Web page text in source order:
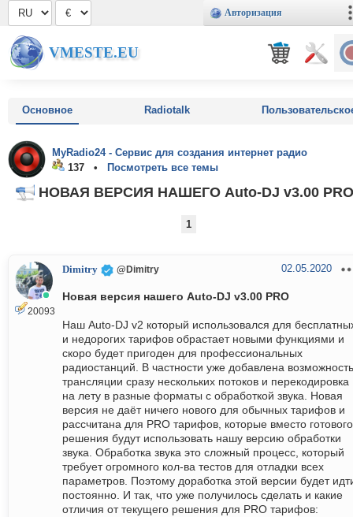
Авторизация
VMESTE.EU
Основное Radiotalk
MyRadio24 - Сервис для создания интернет радио
137 •
Посмотреть все темы
НОВАЯ ВЕРСИЯ НАШЕГО Auto-DJ v3.00
1
20093
Dimitry @Dimitry 02.05.2020
Новая версия нашего Auto-DJ v3.00 PRO
Наш Auto-DJ v2 который использовался для
и недорогих тарифов обрастает новыми функциями и
скоро будет пригоден для профессиональных
радиостанций. В частности уже добавлена возможность
трансляции сразу нескольких потоков и перекодировка
на лету в разные форматы с обработкой звука. Новая
версия не даёт ничего нового для обычных тарифов и
рассчитана для PRO тарифов, которые вместо готового
решения будут использовать нашу версию обработки
звука. Обработка звука это сложный процесс, который
требует огромного кол-ва тестов для отладки всех
параметров. Поэтому доработка этой версии будет
постоянно. И так, что уже получилось сделать и какие
отличия от текущего решения для PRO тарифов: